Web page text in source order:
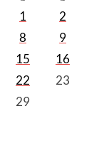
1
2
8
9
15
16
22
23
29